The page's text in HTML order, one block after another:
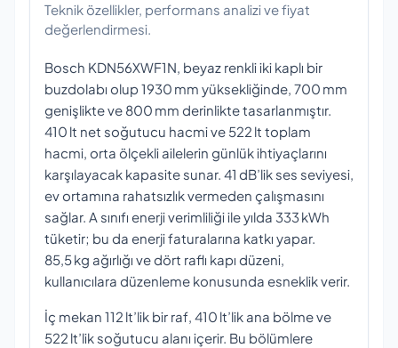
Teknik özellikler, performans analizi ve fiyat
değerlendirmesi.
Bosch KDN56XWF1N, beyaz renkli iki kaplı bir
buzdolabı olup 1930 mm yüksekliğinde, 700 mm
genişlikte ve 800 mm derinlikte tasarlanmıştır.
410 lt net soğutucu hacmi ve 522 lt toplam
hacmi, orta ölçekli ailelerin günlük ihtiyaçlarını
karşılayacak kapasite sunar. 41 dB’lik ses seviyesi,
ev ortamına rahatsızlık vermeden çalışmasını
sağlar. A sınıfı enerji verimliliği ile yılda 333 kWh
tüketir; bu da enerji faturalarına katkı yapar.
85,5 kg ağırlığı ve dört raflı kapı düzeni,
kullanıcılara düzenleme konusunda esneklik verir.
İç mekan 112 lt’lik bir raf, 410 lt’lik ana bölme ve
522 lt’lik soğutucu alanı içerir. Bu bölümlere